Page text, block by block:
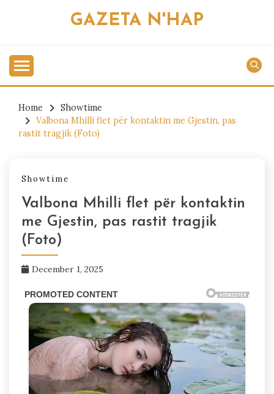
GAZETA N'HAP
Home
Showtime
Valbona Mhilli flet për kontaktin me Gjestin, pas
rastit tragjik (Foto)
Showtime
Valbona Mhilli flet për kontaktin
me Gjestin, pas rastit tragjik
(Foto)
December 1, 2025